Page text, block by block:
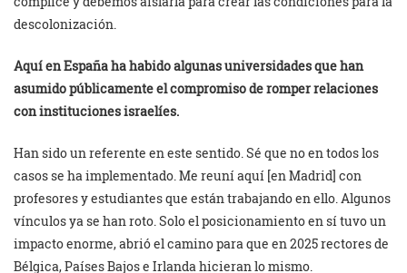
descolonización.
Aquí en España ha habido algunas universidades que han
asumido públicamente el compromiso de romper relaciones
con instituciones israelíes.
Han sido un referente en este sentido. Sé que no en todos los
casos se ha implementado. Me reuní aquí [en Madrid] con
profesores y estudiantes que están trabajando en ello. Algunos
vínculos ya se han roto. Solo el posicionamiento en sí tuvo un
impacto enorme, abrió el camino para que en 2025 rectores de
Bélgica, Países Bajos e Irlanda hicieran lo mismo.